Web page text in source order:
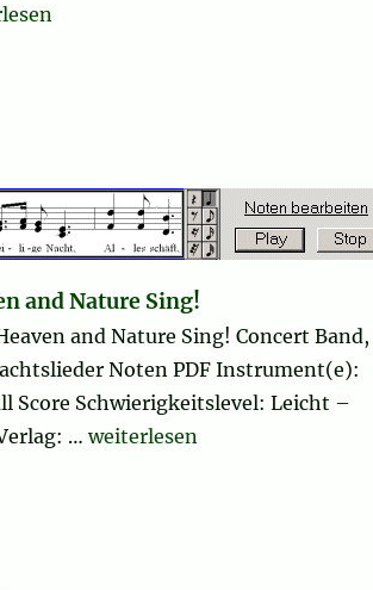
Greeting“
and Nature Sing!
and Nature Sing! Concert Band,
Noten PDF Instrument(e):
Score Schwierigkeitslevel: Leicht –
…„Let Heaven and Nature
weiterlesen